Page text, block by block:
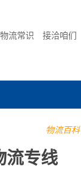
物流常识 接洽咱们
物流百科
流专线